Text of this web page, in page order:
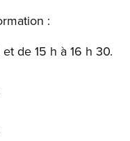
:
de 15 h à 16 h 30.